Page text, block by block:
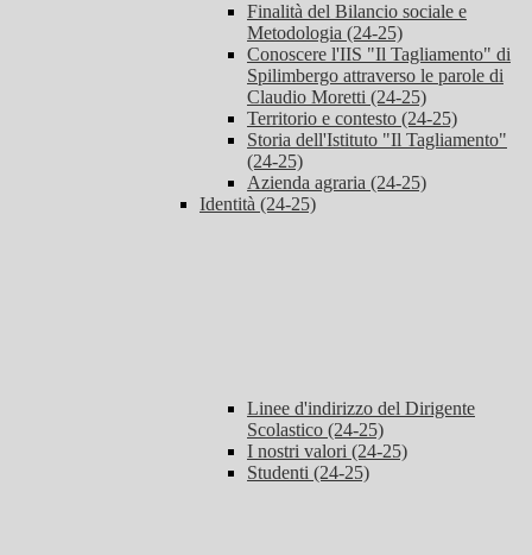
Finalità del Bilancio sociale e
Metodologia (24-25)
Conoscere l'IIS "Il Tagliamento" di
Spilimbergo attraverso le parole di
Claudio Moretti (24-25)
Territorio e contesto (24-25)
Storia dell'Istituto "Il Tagliamento"
(24-25)
Azienda agraria (24-25)
Identità (24-25)
Linee d'indirizzo del Dirigente
Scolastico (24-25)
I nostri valori (24-25)
Studenti (24-25)